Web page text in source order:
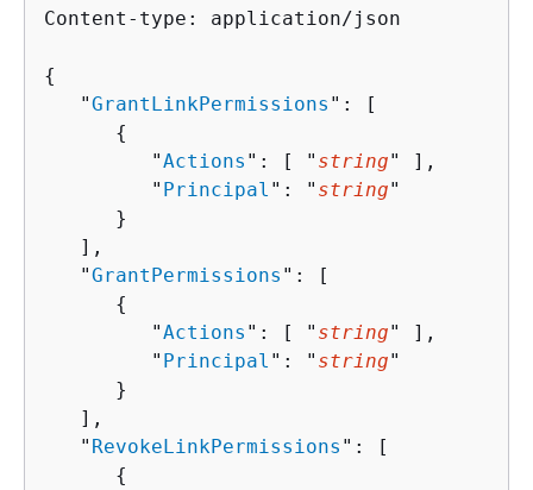
Content-type: application/json
{
   "
GrantLinkPermissions ": [
{
         "
Actions ": [ " string" ],
         "
Principal ": " string"
      }
   ],
   "
GrantPermissions ": [
{
         "
Actions ": [ " string" ],
         "
Principal ": " string"
      }
   ],
   "
RevokeLinkPermissions ": [
{